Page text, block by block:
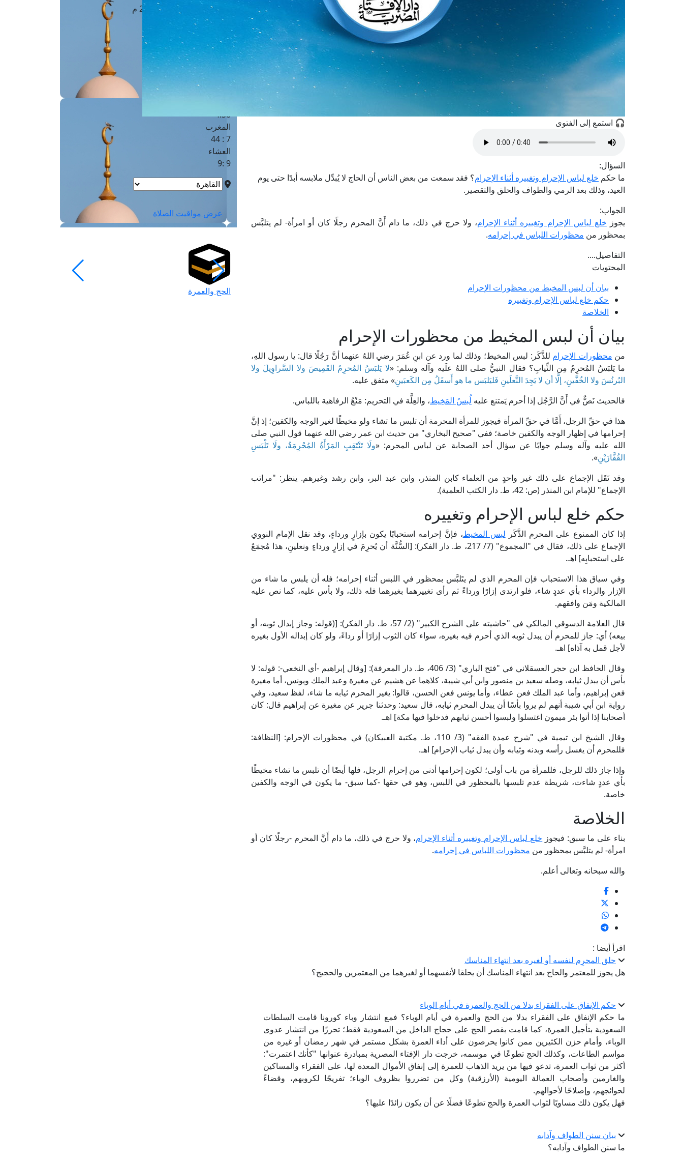
🎧 استمع إلى الفتوى
السؤال:
ما حكم خلع لباس الإحرام وتغييره أثناء الإحرام؟ فقد سمعت من بعض الناس أن الحاج لا يُبدِّل ملابسه أبدًا حتى يوم
العيد، وذلك بعد الرمي والطواف والحلق والتقصير.
الجواب:
يجوز خلع لباس الإحرام وتغييره أثناء الإحرام، ولا حرج في ذلك، ما دام أَنَّ المحرم رجلًا كان أو امرأة- لم يتلبَّس
بمحظور من محظورات اللباس في إحرامه.
التفاصيل....
المحتويات
بيان أن لبس المخيط من محظورات الإحرام
حكم خلع لباس الإحرام وتغييره
الخلاصة
بيان أن لبس المخيط من محظورات الإحرام
من محظورات الإحرام للذَّكَر: لبس المخيط؛ وذلك لما ورد عن ابنِ عُمَرَ رضي اللهُ عنهما أنَّ رَجُلًا قال: يا رسول اللهِ،
ما يَلبَسُ المُحرِمُ مِن الثِّيابِ؟ فقال النبيُّ صلى اللهُ علَيه وآله وسلم: «لا يَلبَسُ المُحرِمُ القَمِيصَ ولا السَّراوِيلَ ولا
البُرنُسَ ولا الخُفَّينِ، إلَّا أن لا يَجِدَ النَّعلَينِ فَليَلبَس ما هو أَسفَلُ مِن الكَعبَينِ» متفق عليه.
فالحديث نَصٌّ في أَنَّ الرَّجُل إذا أحرم يَمتنع عليه لُبسُ المَخِيط، والعِلَّة في التحريم: مَنْعُ الرفاهية باللباس.
هذا في حقِّ الرجل، أَمَّا في حقِّ المرأة فيجوز للمرأة المحرمة أن تلبس ما تشاء ولو مخيطًا لغير الوجه والكفين؛ إذ إنَّ
إحرامها في إظهار الوجه والكفين خاصة؛ ففي "صحيح البخاري" من حديث ابن عمر رضي الله عنهما قول النبي صلى
الله عليه وآله وسلم جوابًا عن سؤال أحد الصحابة عن لباس المحرم: «ولَا تَنْتَقِبِ المَرْأَةُ المُحْرِمَةُ، ولَا تَلْبَسِ
القُفَّازَيْنِ».
وقد نَقَل الإجماع على ذلك غير واحدٍ من العلماء كابن المنذر، وابن عبد البر، وابن رشد وغيرهم. ينظر: "مراتب
الإجماع" للإمام ابن المنذر (ص: 42، ط. دار الكتب العلمية).
حكم خلع لباس الإحرام وتغييره
إذا كان الممنوع على المحرم الذَّكَر لبس المخيط، فإنَّ إحرامه استحبابًا يكون بإزارٍ ورداءٍ، وقد نقل الإمام النووي
الإجماع على ذلك، فقال في "المجموع" (7/ 217، ط. دار الفكر): [السُّنَّة أن يُحرِمَ في إزارٍ ورداءٍ ونعلينِ، هذا مُجمَعٌ
على استحبابِه] اهـ.
وفي سياق هذا الاستحباب فإن المحرم الذي لم يتَلبَّس بمحظور في اللبس أثناء إحرامه؛ فله أن يلبس ما شاء من
الإزار والرداء بأي عددٍ شاء، فلو ارتدى إزارًا ورداءً ثم رأى تغييرهما بغيرهما فله ذلك، ولا بأس عليه، كما نص عليه
المالكية ومَن وافقهم.
قال العلامة الدسوقي المالكي في "حاشيته على الشرح الكبير" (2/ 57، ط. دار الفكر): [(قوله: وجاز إبدال ثوبه، أو
بيعه) أي: جاز للمحرم أن يبدل ثوبه الذي أحرم فيه بغيره، سواء كان الثوب إزارًا أو رداءً، ولو كان إبداله الأول بغيره
لأجل قمل به آذاه] اهـ.
وقال الحافظ ابن حجر العسقلاني في "فتح الباري" (3/ 406، ط. دار المعرفة): [وقال إبراهيم -أي النخعي-: قوله: لا
بأس أن يبدل ثيابه، وصله سعيد بن منصور وابن أبي شيبة، كلاهما عن هشيم عن مغيرة وعبد الملك ويونس، أما مغيرة
فعن إبراهيم، وأما عبد الملك فعن عطاء، وأما يونس فعن الحسن، قالوا: يغير المحرم ثيابه ما شاء، لفظ سعيد، وفي
رواية ابن أبي شيبة أنهم لم يروا بأسًا أن يبدل المحرم ثيابه، قال سعيد: وحدثنا جرير عن مغيرة عن إبراهيم قال: كان
أصحابنا إذا أتوا بئر ميمون اغتسلوا ولبسوا أحسن ثيابهم فدخلوا فيها مكة] اهـ.
وقال الشيخ ابن تيمية في "شرح عمدة الفقه" (3/ 110، ط. مكتبة العبيكان) في محظورات الإحرام: [النظافة:
فللمحرم أن يغسل رأسه وبدنه وثيابه وأن يبدل ثياب الإحرام] اهـ.
وإذا جاز ذلك للرجل، فللمرأة من باب أولى؛ لكون إحرامها أدنى من إحرام الرجل، فلها أيضًا أن تلبس ما تشاء مخيطًا
بأي عددٍ شاءت، شريطة عدم تلبسها بالمحظور في اللبس، وهو في حقها -كما سبق- ما يكون في الوجه والكفين
خاصة.
الخلاصة
بناء على ما سبق: فيجوز خلع لباس الإحرام وتغييره أثناء الإحرام، ولا حرج في ذلك، ما دام أَنَّ المحرم -رجلًا كان أو
امرأة- لم يتلبَّس بمحظور من محظورات اللباس في إحرامه.
والله سبحانه وتعالى أعلم.
اقرأ أيضا :
حلق المحرِم لنفسه أو لغيره بعد انتهاء المناسك
هل يجوز للمعتمر والحاج بعد انتهاء المناسك أن يحلقا لأنفسهما أو لغيرهما من المعتمرين والحجيج؟
حكم الإنفاق على الفقراء بدلا من الحج والعمرة في أيام الوباء
ما حكم الإنفاق على الفقراء بدلا من الحج والعمرة في أيام الوباء؟ فمع انتشار وباء كورونا قامت السلطات
السعودية بتأجيل العمرة، كما قامت بقصر الحج على حجاج الداخل من السعودية فقط؛ تحرزًا من انتشار عدوى
الوباء، وأمام حزن الكثيرين ممن كانوا يحرصون على أداء العمرة بشكل مستمر في شهر رمضان أو غيره من
مواسم الطاعات، وكذلك الحج تطوعًا في موسمه، خرجت دار الإفتاء المصرية بمبادرة عنوانها "كأنك اعتمرت":
أكثر من ثواب العمرة، تدعو فيها من يريد الذهاب للعمرة إلى إنفاق الأموال المعدة لها، على الفقراء والمساكين
والغارمين وأصحاب العمالة اليومية (الأرزقية) وكل من تضرروا بظروف الوباء؛ تفريجًا لكروبهم، وقضاءً
لحوائجهم، وإصلاحًا لأحوالهم.
فهل يكون ذلك مساويًا لثواب العمرة والحج تطوعًا فضلًا عن أن يكون زائدًا عليها؟
بيان سنن الطواف وآدابه
ما سنن الطواف وآدابه؟
القاهرة · 07 أغسطس 2026 م
4 :41
الشروق
6 :17
4:38
المغرب
7 : 44
العشاء
9 :9
عرض مواقيت الصلاة
الحج والعمرة